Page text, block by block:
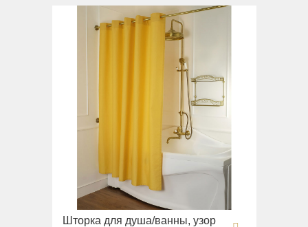
Шторка для душа/ванны, узор